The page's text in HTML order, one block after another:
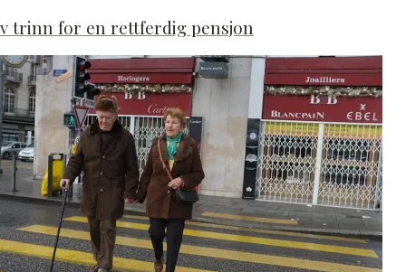
trinn for en rettferdig pensjon